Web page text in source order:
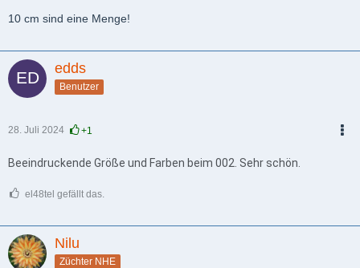
10 cm sind eine Menge!
edds
Benutzer
28. Juli 2024 +1
Beeindruckende Größe und Farben beim 002. Sehr schön.
el48tel gefällt das.
Nilu
Züchter NHE